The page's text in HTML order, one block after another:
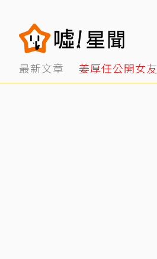
最新文章 姜厚任公開女友